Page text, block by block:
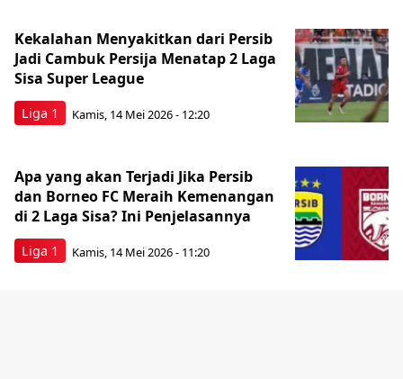
Liga 1
Kekalahan Menyakitkan dari Persib
Jadi Cambuk Persija Menatap 2 Laga
Sisa Super League
Kamis, 14 Mei 2026 - 12:20
Liga 1
Apa yang akan Terjadi Jika Persib
dan Borneo FC Meraih Kemenangan
di 2 Laga Sisa? Ini Penjelasannya
Kamis, 14 Mei 2026 - 11:20